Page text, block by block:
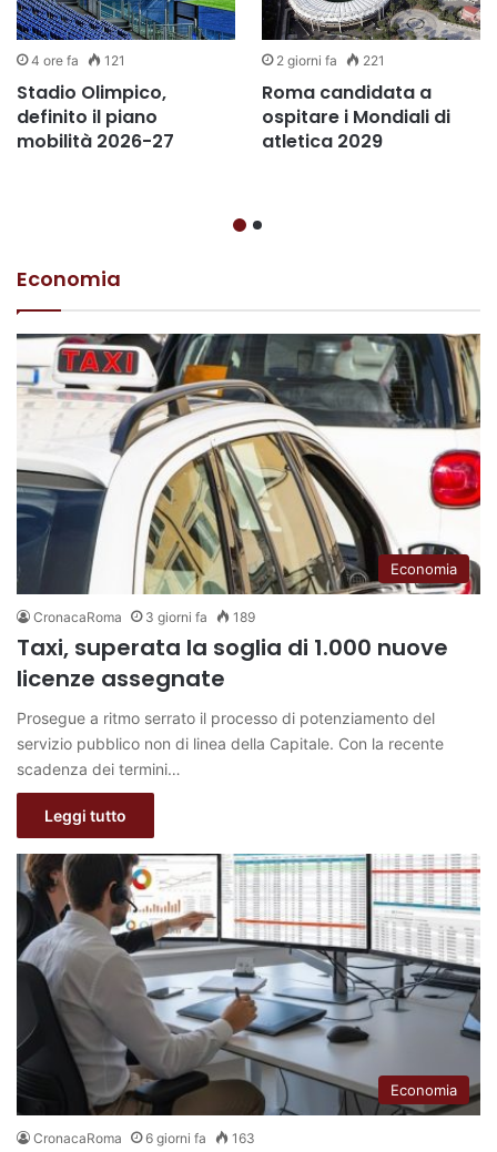
4 ore fa 121
Stadio Olimpico,
definito il piano
mobilità 2026-27
2 giorni fa 221
Roma candidata a
ospitare i Mondiali di
atletica 2029
Economia
Economia
CronacaRoma 3 giorni fa 189
Taxi, superata la soglia di 1.000 nuove
licenze assegnate
Prosegue a ritmo serrato il processo di potenziamento del
servizio pubblico non di linea della Capitale. Con la recente
scadenza dei termini…
Leggi tutto
Economia
CronacaRoma 6 giorni fa 163